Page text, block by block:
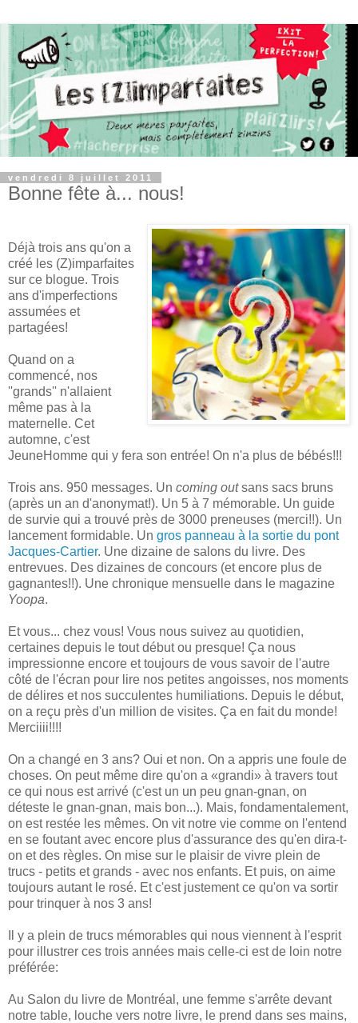
vendredi 8 juillet 2011
Bonne fête à... nous!
Déjà trois ans qu'on a
créé les (Z)imparfaites
sur ce blogue. Trois
ans d'imperfections
assumées et
partagées!
Quand on a
commencé, nos
''grands'' n'allaient
même pas à la
maternelle. Cet
automne, c'est
JeuneHomme qui y fera son entrée! On n'a plus de bébés!!!
Trois ans. 950 messages. Un coming outsans sacs bruns
(après un an d'anonymat!). Un 5 à 7 mémorable. Un guide
de survie qui a trouvé près de 3000 preneuses (merci!!). Un
lancement formidable. Un gros panneau à la sortie du pont
Jacques-Cartier. Une dizaine de salons du livre. Des
entrevues. Des dizaines de concours (et encore plus de
gagnantes!!). Une chronique mensuelle dans le magazine
Yoopa.
Et vous... chez vous! Vous nous suivez au quotidien,
certaines depuis le tout début ou presque! Ça nous
impressionne encore et toujours de vous savoir de l'autre
côté de l'écran pour lire nos petites angoisses, nos moments
de délires et nos succulentes humiliations. Depuis le début,
on a reçu près d'un million de visites. Ça en fait du monde!
Merciiii!!!!
On a changé en 3 ans? Oui et non. On a appris une foule de
choses. On peut même dire qu'on a «grandi» à travers tout
ce qui nous est arrivé (c'est un un peu gnan-gnan, on
déteste le gnan-gnan, mais bon...). Mais, fondamentalement,
on est restée les mêmes. On vit notre vie comme on l'entend
en se foutant avec encore plus d'assurance des qu'en dira-t-
on et des règles. On mise sur le plaisir de vivre plein de
trucs - petits et grands - avec nos enfants. Et puis, on aime
toujours autant le rosé. Et c'est justement ce qu'on va sortir
pour trinquer à nos 3 ans!
Il y a plein de trucs mémorables qui nous viennent à l'esprit
pour illustrer ces trois années mais celle-ci est de loin notre
préférée:
Au Salon du livre de Montréal, une femme s'arrête devant
notre table, louche vers notre livre, le prend dans ses mains,